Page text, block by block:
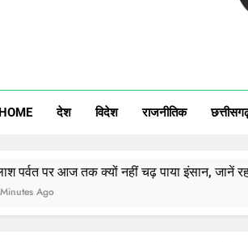
HOME देश विदेश राजनीतिक
तक क्यों नहीं चढ़ पाया इंसान, जानें रहस्य और वजह